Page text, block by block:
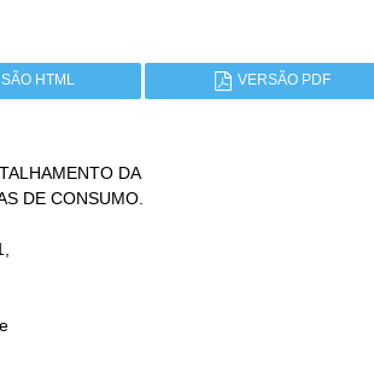
HTML VERSÃO PDF
DA